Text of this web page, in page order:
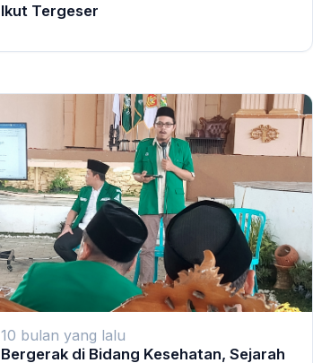
Ikut Tergeser
10 bulan yang lalu
Bergerak di Bidang Kesehatan, Sejarah